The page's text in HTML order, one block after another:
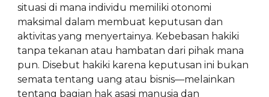
situasi di mana individu memiliki otonomi
maksimal dalam membuat keputusan dan
aktivitas yang menyertainya. Kebebasan hakiki
tanpa tekanan atau hambatan dari pihak mana
pun. Disebut hakiki karena keputusan ini bukan
semata tentang uang atau bisnis—melainkan
tentang bagian hak asasi manusia dan